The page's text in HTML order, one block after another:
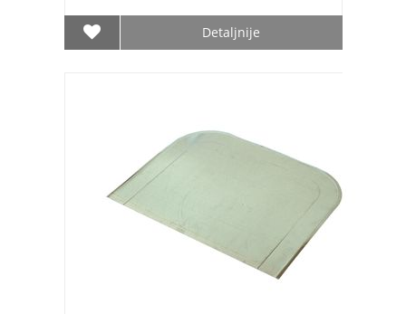
Detaljnije